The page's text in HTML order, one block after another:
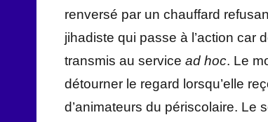
renversé par un chauffard
jihadiste qui passe à l’action car
transmis au service ad hoc. Le
détourner le regard lorsqu’elle
d’animateurs du périscolaire. Le